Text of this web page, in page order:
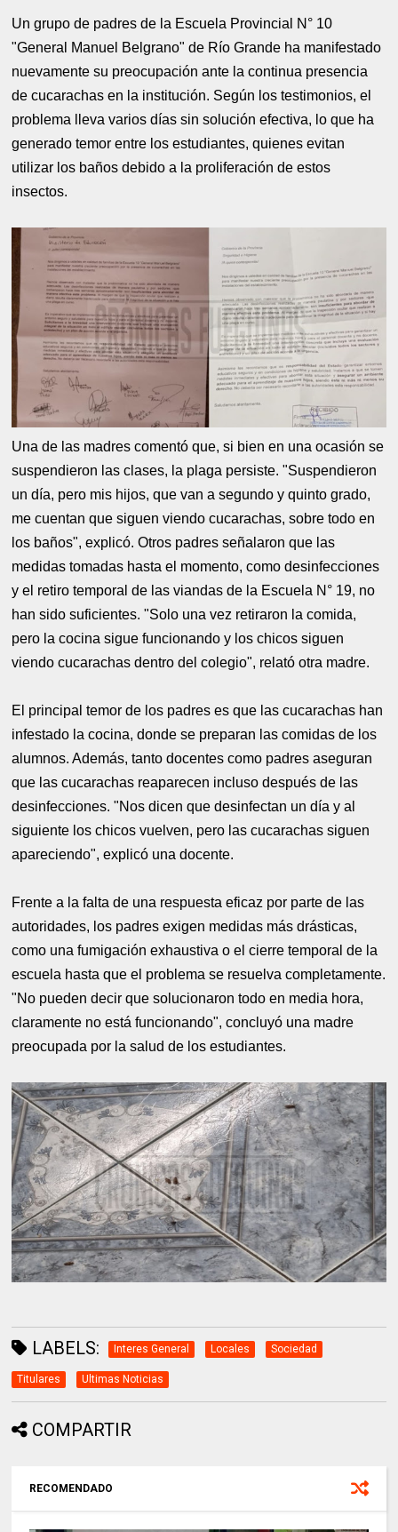
Un grupo de padres de la Escuela Provincial N° 10
"General Manuel Belgrano" de Río Grande ha manifestado
nuevamente su preocupación ante la continua presencia
de cucarachas en la institución. Según los testimonios, el
problema lleva varios días sin solución efectiva, lo que ha
generado temor entre los estudiantes, quienes evitan
utilizar los baños debido a la proliferación de estos
insectos.
Una de las madres comentó que, si bien en una ocasión se
suspendieron las clases, la plaga persiste. "Suspendieron
un día, pero mis hijos, que van a segundo y quinto grado,
me cuentan que siguen viendo cucarachas, sobre todo en
los baños", explicó. Otros padres señalaron que las
medidas tomadas hasta el momento, como desinfecciones
y el retiro temporal de las viandas de la Escuela N° 19, no
han sido suficientes. "Solo una vez retiraron la comida,
pero la cocina sigue funcionando y los chicos siguen
viendo cucarachas dentro del colegio", relató otra madre.
El principal temor de los padres es que las cucarachas han
infestado la cocina, donde se preparan las comidas de los
alumnos. Además, tanto docentes como padres aseguran
que las cucarachas reaparecen incluso después de las
desinfecciones. "Nos dicen que desinfectan un día y al
siguiente los chicos vuelven, pero las cucarachas siguen
apareciendo", explicó una docente.
Frente a la falta de una respuesta eficaz por parte de las
autoridades, los padres exigen medidas más drásticas,
como una fumigación exhaustiva o el cierre temporal de la
escuela hasta que el problema se resuelva completamente.
"No pueden decir que solucionaron todo en media hora,
claramente no está funcionando", concluyó una madre
preocupada por la salud de los estudiantes.
LABELS: Interes General Locales Sociedad
Titulares Ultimas Noticias
COMPARTIR
RECOMENDADO